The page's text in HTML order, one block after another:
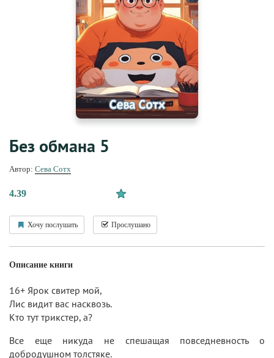
Без обмана 5
Автор: Сева Сотх
4.39
Хочу послушать Прослушано
Описание книги
16+ Ярок свитер мой,
Лис видит вас насквозь.
Кто тут трикстер, а?
Все еще никуда не спешащая повседневность о
добродушном толстяке.